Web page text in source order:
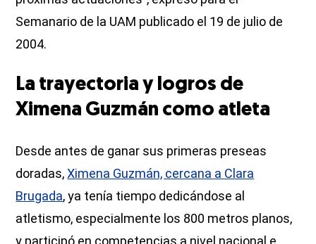
Semanario de la UAM publicado el 19 de julio de
2004.
La trayectoria y logros de
Ximena Guzmán como atleta
Desde antes de ganar sus primeras preseas
doradas,Ximena Guzmán, cercana a Clara
Brugada, ya tenía tiempo dedicándose al
atletismo, especialmente los 800 metros planos,
y participó en competencias a nivel nacional e